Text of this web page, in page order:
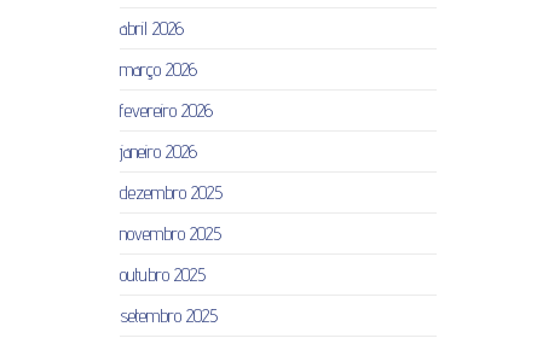
abril 2026
março 2026
fevereiro 2026
janeiro 2026
dezembro 2025
novembro 2025
outubro 2025
setembro 2025